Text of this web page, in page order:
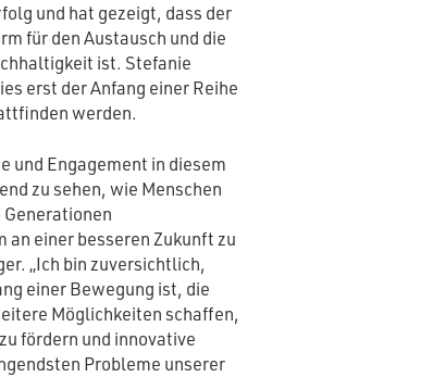
und hat gezeigt, dass der
für den Austausch und die
ist. Stefanie
erst der Anfang einer Reihe
werden.
und Engagement in diesem
zu sehen, wie Menschen
einer besseren Zukunft zu
„Ich bin zuversichtlich,
einer Bewegung ist, die
Möglichkeiten schaffen,
fördern und innovative
Probleme unserer